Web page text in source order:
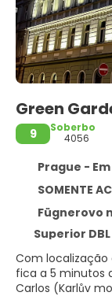
Green
9
Soberbo
4056
Prague -
SOMENTE
Fügnerovo
Superior
Com localização
fica a 5 minutos
Carlos (Karlův most). Este hotel de luxo fica a